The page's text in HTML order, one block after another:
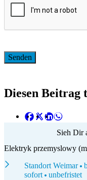
Diesen Beitrag
Sieh Dir
Elektryk przemyslowy
Standort Weimar
sofort
unbefristet